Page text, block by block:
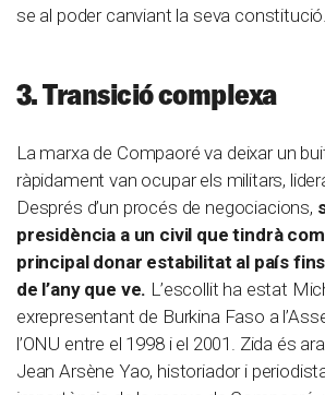
se al poder canviant la seva constitució.
3. Transició complexa
La marxa de Compaoré va deixar un
ràpidament van ocupar els militars,
Després d’un procés de negociacions,
presidència a un civil que tindrà
principal donar estabilitat al país
de l’any que ve. L’escollit ha estat
exrepresentant de Burkina Faso a
l’ONU entre el 1998 i el 2001. Zida és
Jean Arsène Yao, historiador i